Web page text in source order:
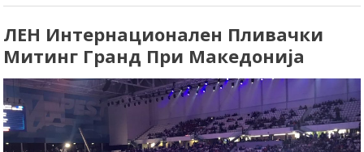
ЛЕН Интернационален Пливачки
Митинг Гранд При Македонија